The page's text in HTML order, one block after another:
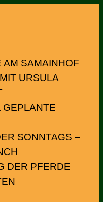
AM SAMAINHOF
URSULA
GEPLANTE
SONNTAGS –
DER PFERDE